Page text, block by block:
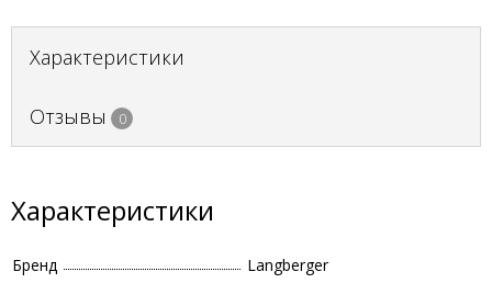
Характеристики
Отзывы 0
Характеристики
Бренд
Langberger